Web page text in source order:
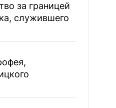
за границей
служившего